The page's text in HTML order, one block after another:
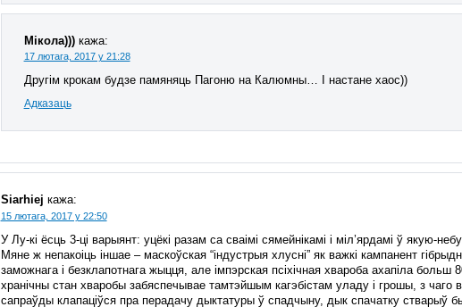
Мікола))) кажа:
17 лютага, 2017 у 21:28
Другім крокам будзе памяняць Пагоню на Калюмны… І настане хаос))
Адказаць
Siarhiej кажа:
15 лютага, 2017 у 22:50
У Лу-кі ёсць 3-ці варыянт: уцёкі разам са сваімі сямейнікамі і міл’ярдамі ў якую-
Мяне ж непакоіць іншае – маскоўская “індустрыя хлусні” як важкі кампанент
заможнага і безклапотнага жыцця, але імпэрская псіхічная хвароба ахапіла
хранічны стан хваробы забяспечывае тамтэйшым кагэбістам уладу і грошы, з чаго
сапраўды клапаціўся пра перадачу дыктатуры ў спадчыну, дык спачатку стварыў